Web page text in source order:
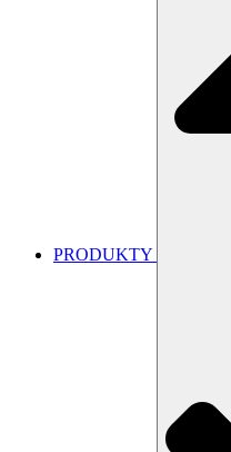
PRODUKTY